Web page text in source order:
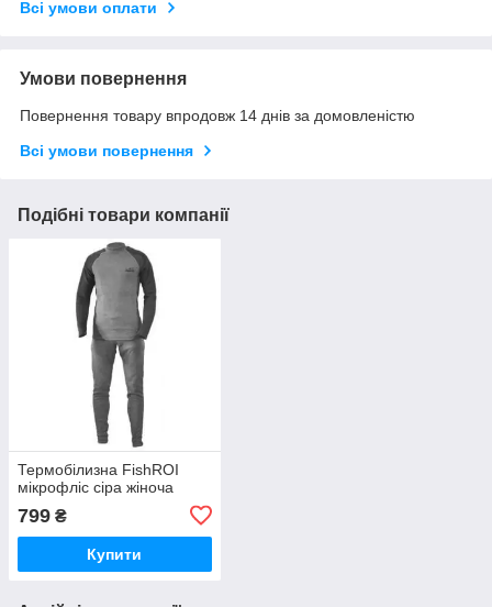
Всі умови оплати
Умови повернення
Повернення товару впродовж 14 днів за домовленістю
Всі умови повернення
Подібні товари компанії
Термобілизна FishROI
мікрофліс сіра жіноча
799 ₴
Купити